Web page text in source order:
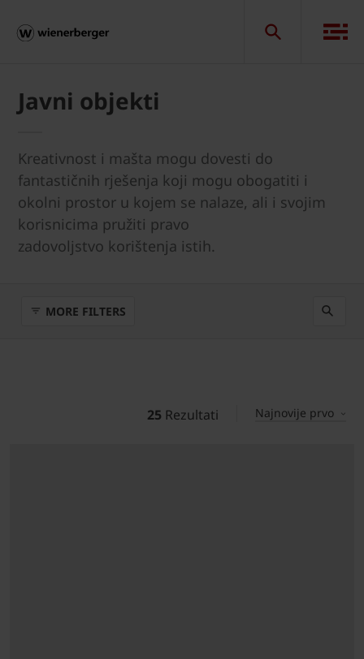
Javni objekti
Kreativnost i mašta mogu dovesti do
fantastičnih rješenja koji mogu obogatiti i
okolni prostor u kojem se nalaze, ali i svojim
korisnicima pružiti pravo
zadovoljstvo korištenja istih.
MORE FILTERS
25 Rezultati Najnovije prvo